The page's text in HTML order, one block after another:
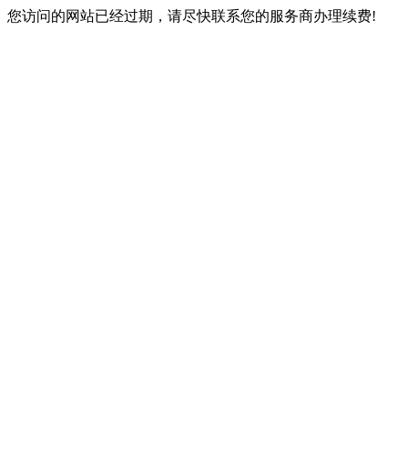
您访问的网站已经过期，请尽快联系您的服务商办理续费!